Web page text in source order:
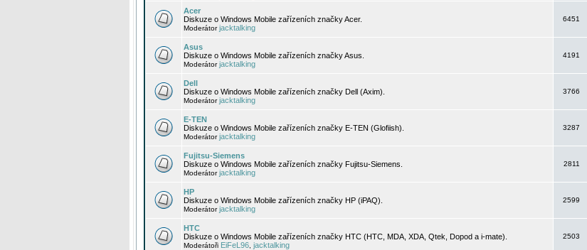
Acer
Diskuze o Windows Mobile zařízeních značky Acer.
Moderátorjacktalking
6451
Asus
Diskuze o Windows Mobile zařízeních značky Asus.
Moderátorjacktalking
4191
Dell
Diskuze o Windows Mobile zařízeních značky Dell (Axim).
Moderátorjacktalking
3766
E-TEN
Diskuze o Windows Mobile zařízeních značky E-TEN (Glofiish).
Moderátorjacktalking
3287
Fujitsu-Siemens
Diskuze o Windows Mobile zařízeních značky Fujitsu-Siemens.
Moderátorjacktalking
2811
HP
Diskuze o Windows Mobile zařízeních značky HP (iPAQ).
Moderátorjacktalking
2599
HTC
Diskuze o Windows Mobile zařízeních značky HTC (HTC, MDA, XDA, Qtek, Dopod a i-mate).
Moderátoři EiFeL96 jacktalking
2503